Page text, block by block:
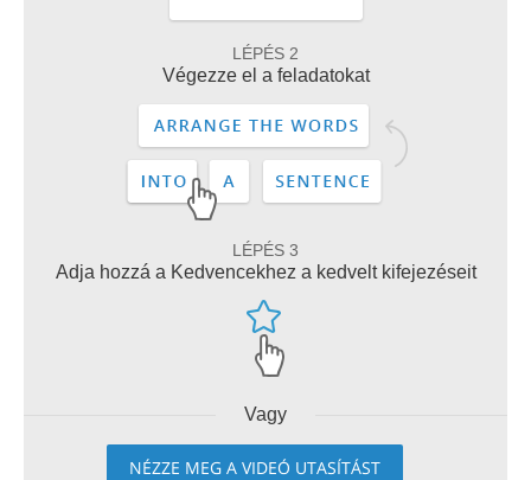
LÉPÉS 2
Végezze el a feladatokat
LÉPÉS 3
Adja hozzá a Kedvencekhez a kedvelt kifejezéseit
Vagy
NÉZZE MEG A VIDEÓ UTASÍTÁST